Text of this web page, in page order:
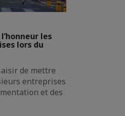
les
lors du
de mettre
entreprises
et des